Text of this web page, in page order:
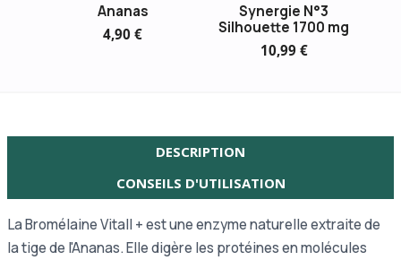
Ananas
4,90 €
Synergie N°3
Silhouette 1700 mg
10,99 €
DESCRIPTION
CONSEILS D'UTILISATION
La Bromélaine Vitall + est une enzyme naturelle extraite de
la tige de l'Ananas. Elle digère les protéines en molécules